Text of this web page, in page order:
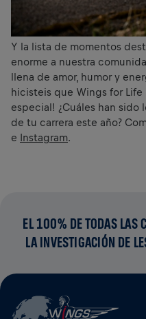
Y la lista de momentos
enorme a nuestra
llena de amor, humor y
hicisteis que Wings for
especial! ¿Cuáles han sido
de tu carrera este año?
e Instagram.
EL 100% DE TODAS LAS
LA INVESTIGACIÓN DE